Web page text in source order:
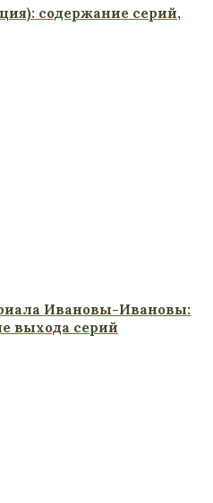
содержание серий,
Ивановы-Ивановы:
выхода серий